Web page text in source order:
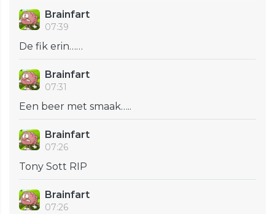
Brainfart
07:39
De fik erin……
Brainfart
07:31
Een beer met smaak…..
Brainfart
07:26
Tony Sott RIP
Brainfart
07:26